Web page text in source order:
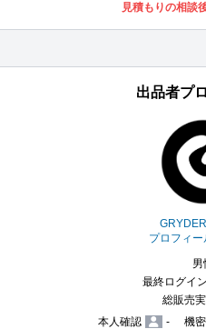
見積もりの相談
出品者プ
プロフィ
男
最終ログイ
総販売
本人確認
- 機